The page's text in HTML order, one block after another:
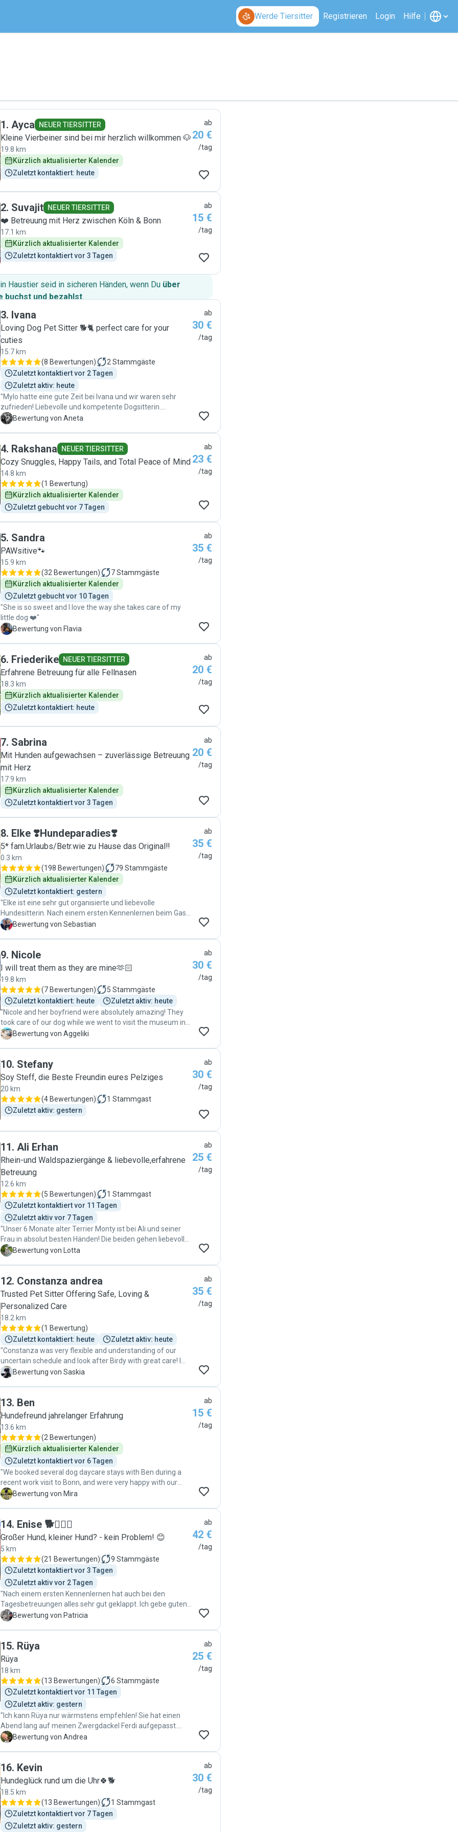
Werde Tiersitter Registrieren Login Hilfe
1. Ayca NEUER TIERSITTER
Kleine Vierbeiner sind bei mir herzlich willkommen 🐶
19.8 km
Kürzlich aktualisierter Kalender
Zuletzt kontaktiert: heute
ab
20 €
/tag
2. Suvajit NEUER TIERSITTER
❤️ Betreuung mit Herz zwischen Köln & Bonn
17.1 km
Kürzlich aktualisierter Kalender
Zuletzt kontaktiert vor 3 Tagen
ab
15 €
/tag
Haustier seid in sicheren Händen, wenn Du über
buchst und bezahlst.
3. Ivana
Loving Dog Pet Sitter 🐕🐈 perfect care for your
cuties
15.7 km
(8 Bewertungen) 2 Stammgäste
Zuletzt kontaktiert vor 2 Tagen
Zuletzt aktiv: heute
"Mylo hatte eine gute Zeit bei Ivana und wir waren sehr
zufrieden! Liebevolle und kompetente Dogsitterin.
Unkompliziertes Kennenlernen und prima Betreuung mehr
A Bewertung von Aneta
ab
30 €
/tag
4. Rakshana NEUER TIERSITTER
Cozy Snuggles, Happy Tails, and Total Peace of Mind
14.8 km
(1 Bewertung)
Kürzlich aktualisierter Kalender
Zuletzt gebucht vor 7 Tagen
ab
23 €
/tag
5. Sandra
PAWsitive🐾
15.9 km
(32 Bewertungen) 7Stammgäste
Kürzlich aktualisierter Kalender
Zuletzt gebucht vor 10 Tagen
"She is so sweet and I love the way she takes care of my
little dog ❤️"
F
Bewertung von Flavia
ab
35 €
/tag
6. Friederike NEUER TIERSITTER
Erfahrene Betreuung für alle Fellnasen
18.3 km
Kürzlich aktualisierter Kalender
Zuletzt kontaktiert: heute
ab
20 €
/tag
7. Sabrina
Mit Hunden aufgewachsen – zuverlässige Betreuung
mit Herz
17.9 km
Kürzlich aktualisierter Kalender
Zuletzt kontaktiert vor 3 Tagen
ab
20 €
/tag
8. Elke ❣️Hundeparadies❣️
5* fam.Urlaubs/Betr.wie zu Hause das Original‼️
0.3 km
(198 Bewertungen) 79 Stammgäste
Kürzlich aktualisierter Kalender
Zuletzt kontaktiert: gestern
"Elke ist eine sehr gut organisierte und liebevolle
Hundesitterin. Nach einem ersten Kennenlernen beim Gassi
Service und einem Probetag können wir unsere Hündin mit
S Bewertung von Sebastian
ab
35 €
/tag
9. Nicole
I will treat them as they are mine🫶🏻
19.8 km
(7 Bewertungen) 5 Stammgäste
Zuletzt kontaktiert: heute
Zuletzt aktiv: heute
"Nicole and her boyfriend were absolutely amazing! They
took care of our dog while we went to visit the museum in
Cologne, and we couldn't have been more at peace. They
We highly recommend them and would trust them with our
dog again in a heartbeat. Thank you so much for
everything!"
A Bewertung von Aggeliki
ab
30 €
/tag
10. Stefany
Soy Steff, die Beste Freundin eures Pelziges
20 km
(4 Bewertungen) 1 Stammgast
Zuletzt aktiv: gestern
ab
30 €
/tag
11. Ali Erhan
Rhein-und Waldspaziergänge & liebevolle,erfahrene
Betreuung
12.6 km
(5 Bewertungen) 1 Stammgast
Zuletzt kontaktiert vor 11 Tagen
Zuletzt aktiv vor 7 Tagen
"Unser 6 Monate alter Terrier Monty ist bei Ali und seiner
Frau in absolut besten Händen! Die beiden gehen liebevoll
und einfühlsam mit ihm um – man merkt sofort, dass sie
brauchen. Monty kommt jedes Mal glücklich und gut
versorgt zurück. Wir sind sehr froh, so zuverlässige
Hundesitter gefunden zu haben, und empfehlen die beiden
absolut weiter!"
L Bewertung von Lotta
ab
25 €
/tag
12. Constanza andrea
Trusted Pet Sitter Offering Safe, Loving &
Personalized Care
18.2 km
(1 Bewertung)
Zuletzt kontaktiert: heute
Zuletzt aktiv: heute
"Constanza was very flexible and understanding of our
uncertain schedule and look after Birdy with great care! I
definitely recommend her to you!!"
S Bewertung von Saskia
ab
35 €
/tag
13. Ben
Hundefreund jahrelanger Erfahrung
13.6 km
(2 Bewertungen)
Kürzlich aktualisierter Kalender
Zuletzt kontaktiert vor 6 Tagen
"We booked several dog daycare stays with Ben during a
recent work visit to Bonn, and were very happy with our
experience. Ben was very accommodating of our schedule,
in both German and English. We highly recommend Ben,
and would not hesitate to reach out to him again on future
visits to Bonn. Thank you, Ben!!"
M Bewertung von Mira
ab
15 €
/tag
14. Enise 🐕🚶🏻‍♀️
Großer Hund, kleiner Hund? - kein Problem! 😊
5 km
(21 Bewertungen) 9 Stammgäste
Zuletzt kontaktiert vor 3 Tagen
Zuletzt aktiv vor 2 Tagen
"Nach einem ersten Kennenlernen hat auch bei den
Tagesbetreuungen alles sehr gut geklappt. Ich gebe guten
Gewissens meine Fellnase bei Enisa ab, da ich weiß, dass
und Videos auf dem Laufenden gehalten und Rückfragen
werden zeitnah beantwortet. Ich bin sehr dankbar, dass ich
P Bewertung von Patricia
ab
42 €
/tag
15. Rüya
Rüya
18 km
(13 Bewertungen) 6 Stammgäste
Zuletzt kontaktiert vor 11 Tagen
Zuletzt aktiv: gestern
"Ich kann Rüya nur wärmstens empfehlen! Sie hat einen
Abend lang auf meinen Zwergdackel Ferdi aufgepasst.
Schon die Kommunikation im Vorfeld war sehr freundlich,
A Bewertung von Andrea
ab
25 €
/tag
16. Kevin
Hundeglück rund um die Uhr🍀🐕
18.5 km
(13 Bewertungen) 1 Stammgast
Zuletzt kontaktiert vor 7 Tagen
Zuletzt aktiv: gestern
ab
30 €
/tag